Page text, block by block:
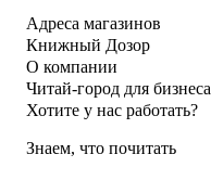
Адреса магазинов
Книжный Дозор
О компании
Читай-город для бизнеса
Хотите у нас работать?
Знаем, что почитать